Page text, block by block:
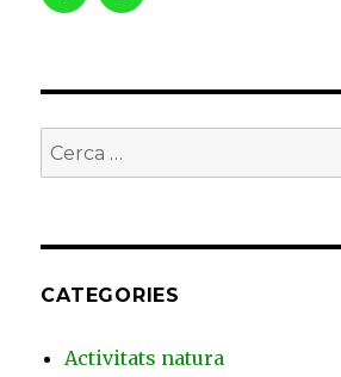
Buscar
per:
CATEGORIES
Activitats natura